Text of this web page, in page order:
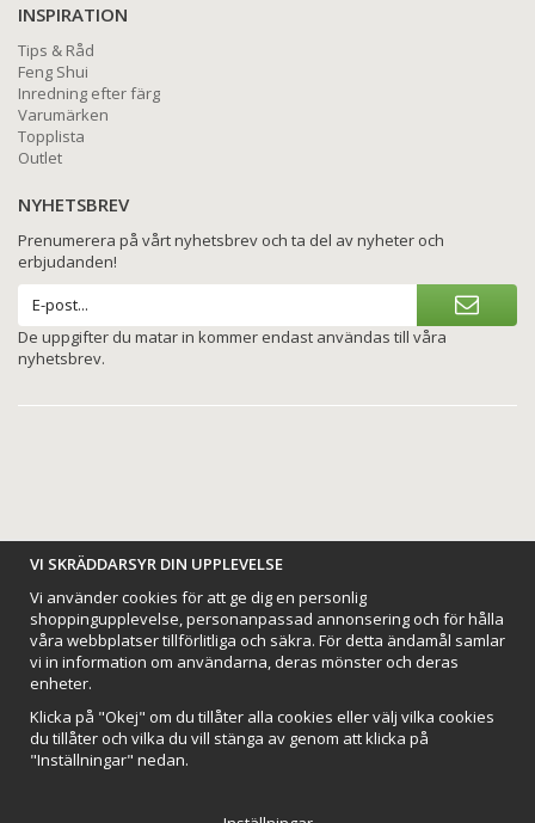
INSPIRATION
Tips & Råd
Feng Shui
Inredning efter färg
Varumärken
Topplista
Outlet
NYHETSBREV
Prenumerera på vårt nyhetsbrev och ta del av nyheter och
erbjudanden!
De uppgifter du matar in kommer endast användas till våra
nyhetsbrev.
BETALNINGSALTERNATIV
VI SKICKAR MED
VI SKRÄDDARSYR DIN UPPLEVELSE
Vi använder cookies för att ge dig en personlig
shoppingupplevelse, personanpassad annonsering och för hålla
våra webbplatser tillförlitliga och säkra. För detta ändamål samlar
vi in information om användarna, deras mönster och deras
enheter.
Klicka på "Okej" om du tillåter alla cookies eller välj vilka cookies
du tillåter och vilka du vill stänga av genom att klicka på
"Inställningar" nedan.